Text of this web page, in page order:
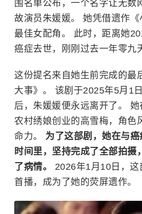
围名单公布，一个名字让无数
故演员朱媛媛。 她凭借遗作《
最佳女配角。 此时，距离她
癌症去世，刚刚过去一年零九
这份提名来自她生前完成的最
大事》。 该剧于2025年5月1
后， 朱媛媛便永远离开了。
农村绣娘创业的高雪梅，角色
命力。 为了这部剧，她在与
时间里，坚持完成了全部拍摄
了病情。 2026年1月10日，
首播，成为了她的荧屏遗作。